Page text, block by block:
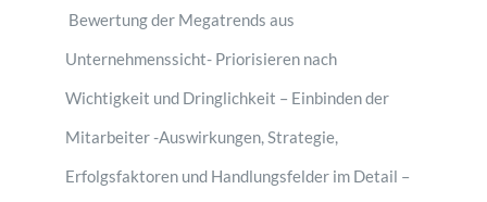
Bewertung der Megatrends aus
Unternehmenssicht- Priorisieren nach
Wichtigkeit und Dringlichkeit – Einbinden der
Mitarbeiter -Auswirkungen, Strategie,
Erfolgsfaktoren und Handlungsfelder im Detail –